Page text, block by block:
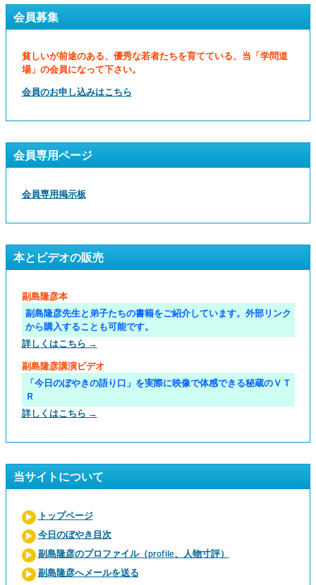
会員募集
貧しいが前途のある、優秀な若者たちを育てている、当「学問道
場」の会員になって下さい。
会員のお申し込みはこちら
会員専用ページ
会員専用掲示板
本とビデオの販売
副島隆彦本
副島隆彦先生と弟子たちの書籍をご紹介しています。外部リンク
から購入することも可能です。
詳しくはこちら →
副島隆彦講演ビデオ
「今日のぼやきの語り口」を実際に映像で体感できる秘蔵のＶＴ
Ｒ
詳しくはこちら →
当サイトについて
トップページ
今日のぼやき目次
副島隆彦のプロファイル（profile、人物寸評）
副島隆彦へメールを送る